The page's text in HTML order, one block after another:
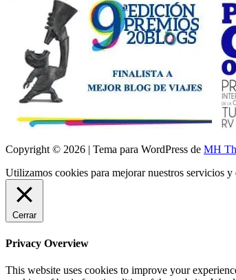
Copyright © 2026 | Tema para WordPress de MH
Utilizamos cookies para mejorar nuestros servicios
Cerrar
Privacy Overview
This website uses cookies to improve your